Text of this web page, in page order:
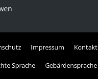
Impressum Kontakt
Sprache Gebärdensprache